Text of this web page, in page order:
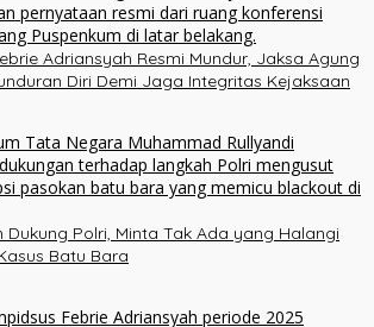
Adriansyah Resmi Mundur, Jaksa Agung
Diri Demi Jaga Integritas Kejaksaan
Dukung Polri, Minta Tak Ada yang Halangi
Batu Bara